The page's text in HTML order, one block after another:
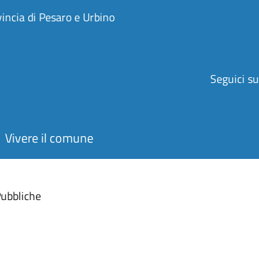
di Pesaro e Urbino
Seguici su
Vivere il comune